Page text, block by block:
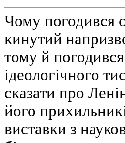
Чому погодився
кинутий
тому й
iдеологiчного
сказати про
його
виставки з